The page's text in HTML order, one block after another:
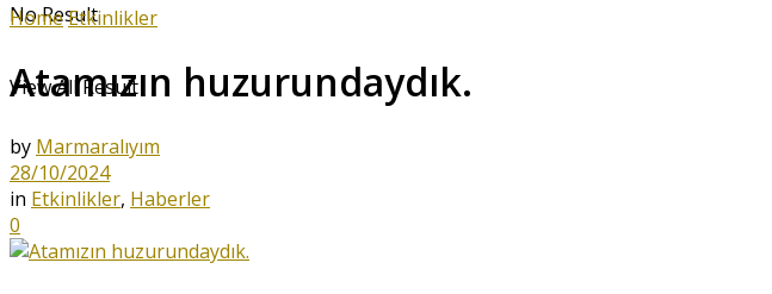
No Result
View All Result
HomeEtkinlikler
Atamızın huzurundaydık.
by Marmaralıyım
28/10/2024
in Etkinlikler, Haberler
0